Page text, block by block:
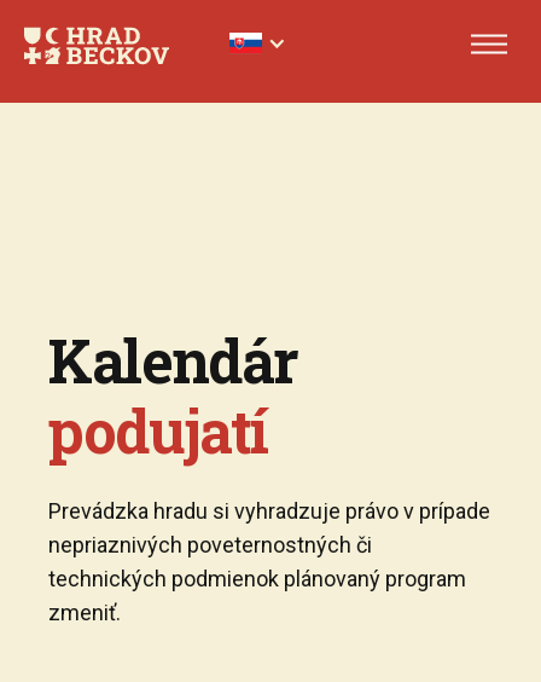
Kalendár
podujatí
Prevádzka hradu si vyhradzuje právo v prípade
nepriaznivých poveternostných či
technických podmienok plánovaný program
zmeniť.